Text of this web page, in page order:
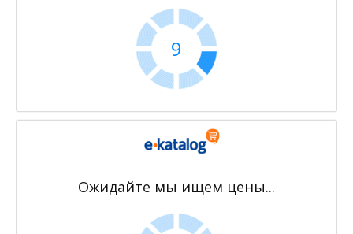
9
Ожидайте мы ищем цены...